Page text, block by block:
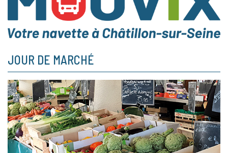
JOUR DE MARCHÉ